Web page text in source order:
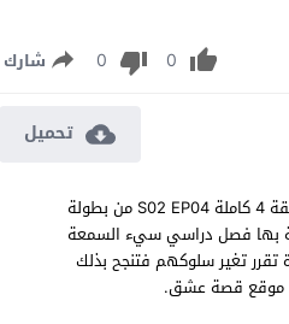
0
0 شارك
تحميل
مسلسل عشق 101 الموسم الثاني الحلقة 4 مترجمة مشاهدة وتحميل مسلسل “عشق 101” Ask 101 حلقة 4 كاملة S02 EP04 من بطولة
بها فصل دراسي سيء السمعة
تغير سلوكهم فتنجح بذلك